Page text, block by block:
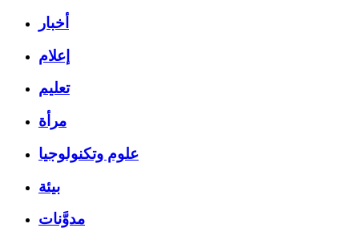
أخبار
إعلام
تعليم
مرأة
علوم وتكنولوجيا
بيئة
مدوَّنات